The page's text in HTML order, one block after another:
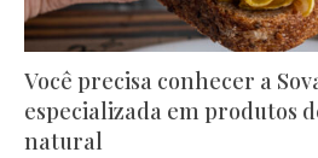
Você precisa conhecer a
especializada em produtos
natural